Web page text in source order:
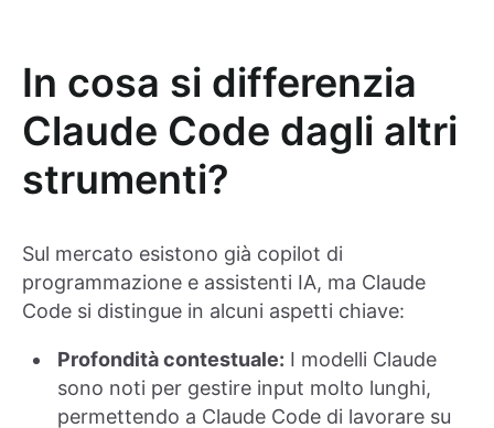
In cosa si differenzia
Claude Code dagli altri
strumenti?
Sul mercato esistono già copilot di
programmazione e assistenti IA, ma Claude
Code si distingue in alcuni aspetti chiave:
Profondità contestuale: I modelli Claude
sono noti per gestire input molto lunghi,
permettendo a Claude Code di lavorare su